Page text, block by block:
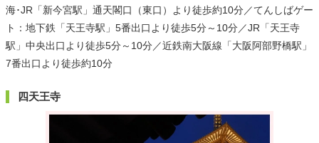
海･JR「新今宮駅」通天閣口（東口）より徒歩約10分／てんしばゲー
ト：地下鉄「天王寺駅」5番出口より徒歩5分～10分／JR「天王寺
駅」中央出口より徒歩5分～10分／近鉄南大阪線「大阪阿部野橋駅」
7番出口より徒歩約10分
四天王寺